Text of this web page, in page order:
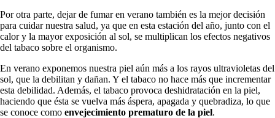
Por otra parte, dejar de fumar en verano también es la mejor decisión
para cuidar nuestra salud, ya que en esta estación del año, junto con el
calor y la mayor exposición al sol, se multiplican los efectos negativos
del tabaco sobre el organismo.
En verano exponemos nuestra piel aún más a los rayos ultravioletas del
sol, que la debilitan y dañan. Y el tabaco no hace más que incrementar
esta debilidad. Además, el tabaco provoca deshidratación en la piel,
haciendo que ésta se vuelva más áspera, apagada y quebradiza, lo que
se conoce como envejecimiento prematuro de la piel.